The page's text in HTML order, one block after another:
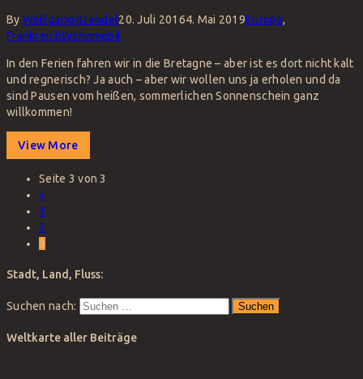
By Wolfgang Brendel20. Juli 20164. Mai 2019Europa,
FrankreichWohnmobil
In den Ferien fahren wir in die Bretagne – aber ist es dort nicht kalt
und regnerisch? Ja auch – aber wir wollen uns ja erholen und da
sind Pausen vom heißen, sommerlichen Sonnenschein ganz
willkommen!
View More
Seite 3 von 3
«
1
2
3
Stadt, Land, Fluss:
Suchen nach:
Weltkarte aller Beiträge